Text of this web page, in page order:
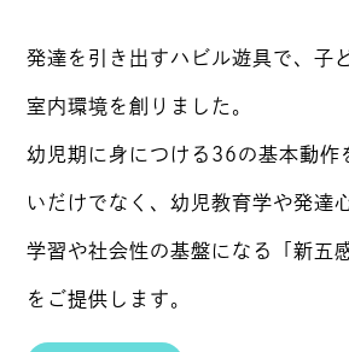
発達を引き出すハビル遊具で、子
室内環境を創りました。
幼児期に身につける36の基本動作
いだけでなく、幼児教育学や発達
学習や社会性の基盤になる「新五
をご提供します。